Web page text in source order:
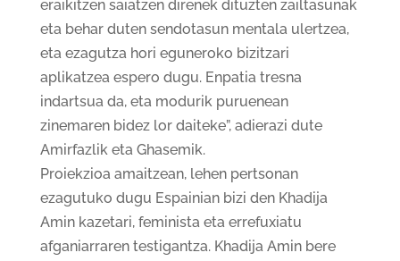
eraikitzen saiatzen direnek dituzten zailtasunak
eta behar duten sendotasun mentala ulertzea,
eta ezagutza hori eguneroko bizitzari
aplikatzea espero dugu. Enpatia tresna
indartsua da, eta modurik puruenean
zinemaren bidez lor daiteke”, adierazi dute
Amirfazlik eta Ghasemik.
Proiekzioa amaitzean, lehen pertsonan
ezagutuko dugu Espainian bizi den Khadija
Amin kazetari, feminista eta errefuxiatu
afganiarraren testigantza. Khadija Amin bere